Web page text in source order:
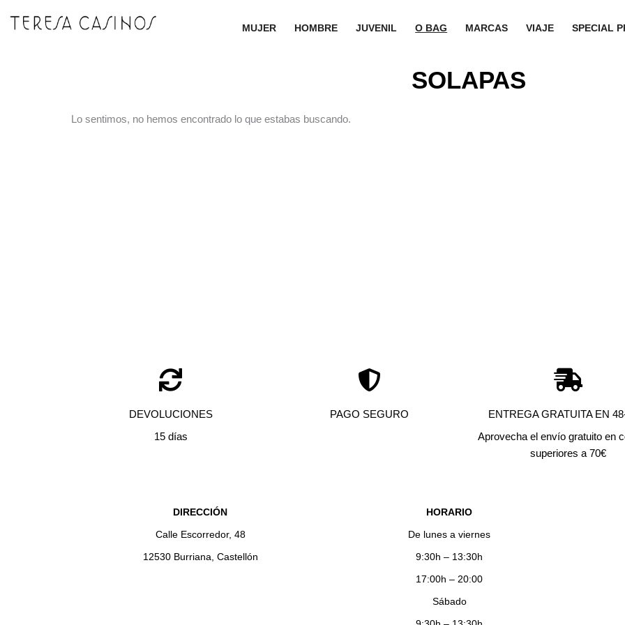
MUJER HOMBRE JUVENIL O BAG MARCAS VIAJE SPECIAL
SOLAPAS
Lo sentimos, no hemos encontrado lo que estabas buscando.
DEVOLUCIONES
15 días
PAGO SEGURO
ENTREGA GRATUITA EN
Aprovecha el envío gratuito en
superiores a 70€
DIRECCIÓN
Calle Escorredor, 48
12530 Burriana, Castellón
HORARIO
De lunes a viernes
9:30h – 13:30h
17:00h – 20:00
Sábado